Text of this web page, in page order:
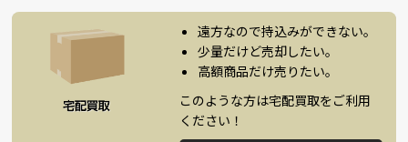
遠方なので持込みができない。
少量だけど売却したい。
高額商品だけ売りたい。
このような方は宅配買取をご利用
ください！